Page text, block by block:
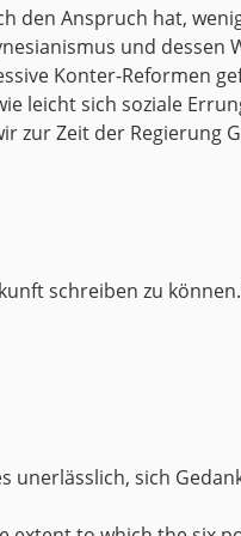
den Anspruch hat,
und
Konter-Reformen
leicht sich soziale
zur Zeit der Regierung
schreiben zu
unerlässlich, sich